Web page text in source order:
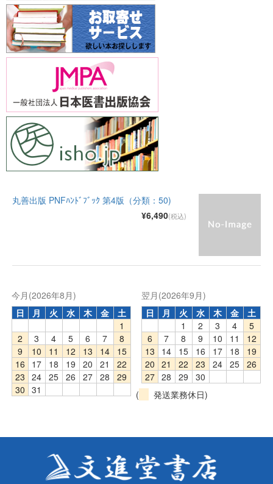
丸善出版 PNFﾊﾝﾄﾞﾌﾞｯｸ 第4版（分類：50)
¥6,490(税込)
今月(2026年8月)
日
月 火 水 木 金
土
1
2
3 4 5 6 7
8
9
10 11 12 13 14
15
16
17 18 19 20 21
22
23
24 25 26 27 28
29
30
31
翌月(2026年9月)
日
月 火 水 木 金
土
1
2 3 4
5
6
7 8 9 10 11
12
13
14 15 16 17 18
19
20
21 22 23 24 25
26
27 28 29
30
(
発送業務休日)